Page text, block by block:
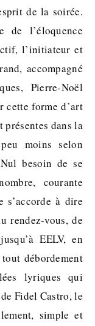
de la soirée.
de l’éloquence
l’initiateur et
accompagné
Pierre-Noël
cette forme d’art
présentes dans la
moins selon
besoin de se
courante
s’accorde à dire
rendez-vous, de
EELV, en
débordement
lyriques qui
Fidel Castro, le
simple et